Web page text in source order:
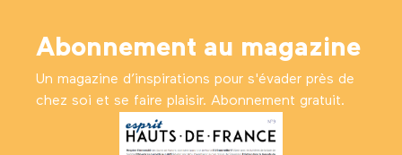
Abonnement au magazine
Un magazine d’inspirations pour s'évader près de
chez soi et se faire plaisir. Abonnement gratuit.